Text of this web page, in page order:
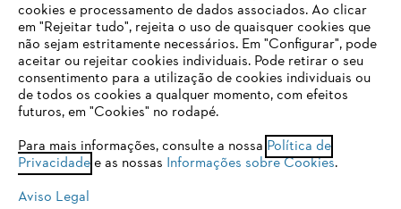
Está utilizar um navegador que ainda não suportamos. Para
obter o melhor uso de nosso site, recomendamos que altere
para um dos seguintes navegadores:
firefox chrome
cookies e processamento de dados associados. Ao clicar
em "Rejeitar tudo", rejeita o uso de quaisquer cookies que
não sejam estritamente necessários. Em "Configurar", pode
aceitar ou rejeitar cookies individuais. Pode retirar o seu
consentimento para a utilização de cookies individuais ou
de todos os cookies a qualquer momento, com efeitos
futuros, em "Cookies" no rodapé.
Para mais informações, consulte a nossa Política de
Privacidadee as nossas Informações sobre Cookies.
Aviso Legal